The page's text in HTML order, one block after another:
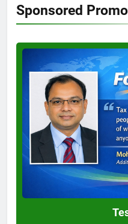
Sponsored